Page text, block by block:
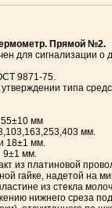
Прямой №2.
для сигнализации
9871-75.
типа
мм
мм.
18±1 мм.
9±1 мм.
из платиновой
гайке, надетой на
из стекла
нижнего среза